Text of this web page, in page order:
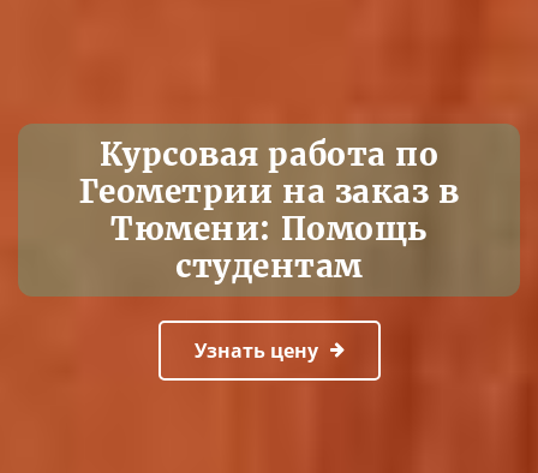
Курсовая работа по
Геометрии на заказ в
Тюмени: Помощь
студентам
Узнать цену